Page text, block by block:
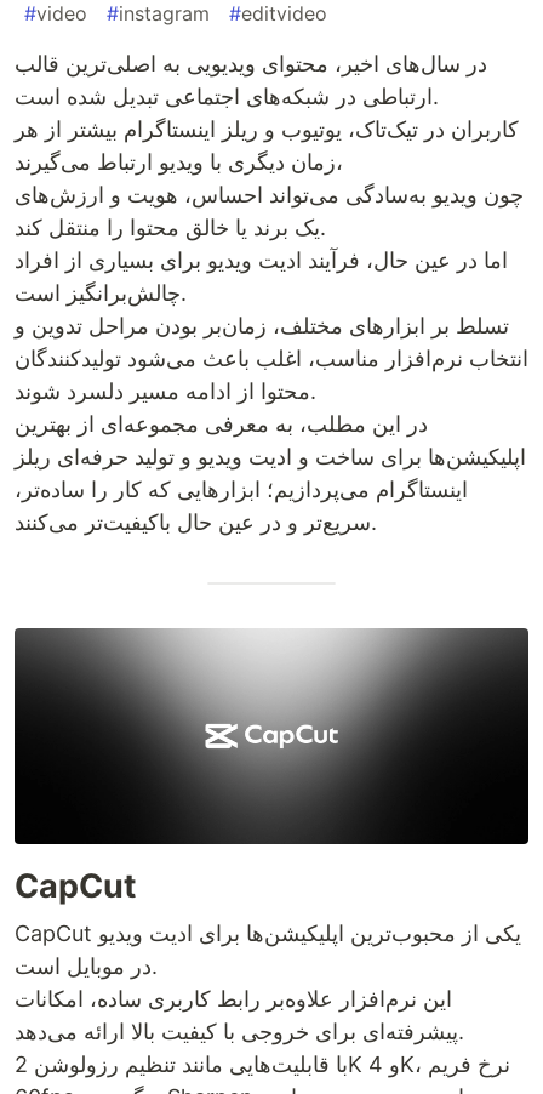
#video #instagram #editvideo
در سال‌های اخیر، محتوای ویدیویی به اصلی‌ترین قالب
ارتباطی در شبکه‌های اجتماعی تبدیل شده است.
کاربران در تیک‌تاک، یوتیوب و ریلز اینستاگرام بیشتر از هر
زمان دیگری با ویدیو ارتباط می‌گیرند،
چون ویدیو به‌سادگی می‌تواند احساس، هویت و ارزش‌های
یک برند یا خالق محتوا را منتقل کند.
اما در عین حال، فرآیند ادیت ویدیو برای بسیاری از افراد
چالش‌برانگیز است.
تسلط بر ابزارهای مختلف، زمان‌بر بودن مراحل تدوین و
انتخاب نرم‌افزار مناسب، اغلب باعث می‌شود تولیدکنندگان
محتوا از ادامه مسیر دلسرد شوند.
در این مطلب، به معرفی مجموعه‌ای از بهترین
اپلیکیشن‌ها برای ساخت و ادیت ویدیو و تولید حرفه‌ای ریلز
اینستاگرام می‌پردازیم؛ ابزارهایی که کار را ساده‌تر،
سریع‌تر و در عین حال باکیفیت‌تر می‌کنند.
CapCut
CapCut یکی از محبوب‌ترین اپلیکیشن‌ها برای ادیت ویدیو
در موبایل است.
این نرم‌افزار علاوه‌بر رابط کاربری ساده، امکانات
پیشرفته‌ای برای خروجی با کیفیت بالا ارائه می‌دهد.
با قابلیت‌هایی مانند تنظیم رزولوشن 2K و 4K، نرخ فریم